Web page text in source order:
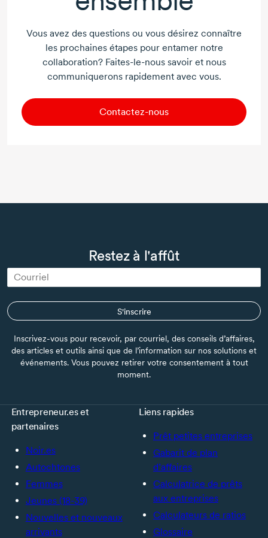
Vous avez des questions ou vous désirez connaître
les prochaines étapes pour entamer notre
collaboration? Faites-le-noussavoir et nous
communiquerons rapidement avec vous.
Contactez-nous
Restez à l'affût
S'inscrire
Inscrivez-vous pour recevoir, par courriel, des conseils d’affaires,
des articles et outils ainsi que de l’information sur nos solutions et
événements. Vous pouvez retirer votre consentement à tout
moment.
Entrepreneur.es et
partenaires
Noir.es
Autochtones
Femmes
Jeunes (18-39)
Nouvelles et nouveaux
arrivants
Liens rapides
Prêt petites entreprises
Gabarit de plan
d’affaires
Calculatrice de prêts
aux entreprises
Calculateurs de ratios
Glossaire